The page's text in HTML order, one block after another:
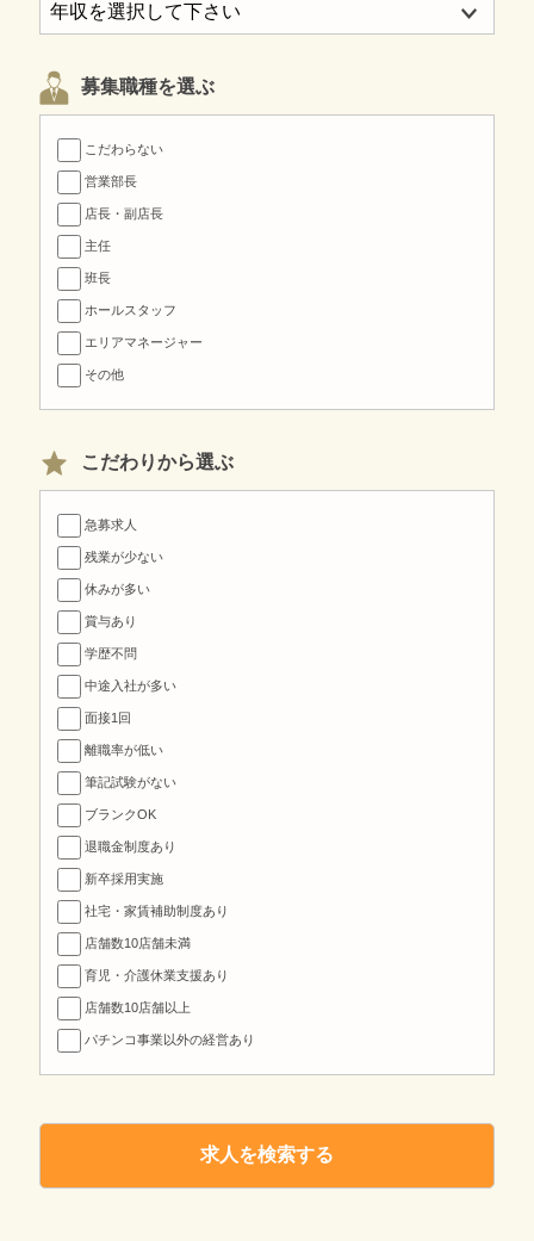
募集職種を選ぶ
こだわらない
営業部長
店長・副店長
主任
班長
ホールスタッフ
エリアマネージャー
その他
こだわりから選ぶ
急募求人
残業が少ない
休みが多い
賞与あり
学歴不問
中途入社が多い
面接1回
離職率が低い
筆記試験がない
ブランクOK
退職金制度あり
新卒採用実施
社宅・家賃補助制度あり
店舗数10店舗未満
育児・介護休業支援あり
店舗数10店舗以上
パチンコ事業以外の経営あり